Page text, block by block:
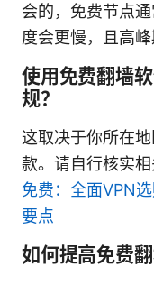
会的，免费节点
度会更慢，且高峰
使用免费翻墙
规？
这取决于你所在
款。请自行核实
免费：全面VPN
要点
如何提高免费翻